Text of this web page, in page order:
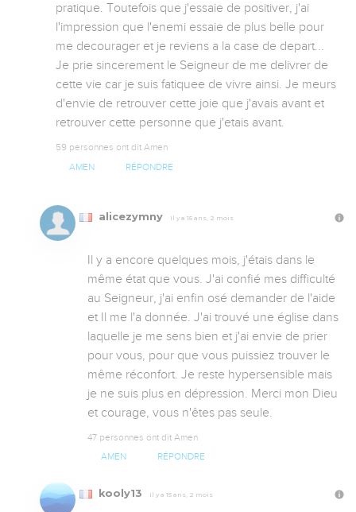
pratique. Toutefois que j'essaie de positiver, j'ai
l'impression que l'enemi essaie de plus belle pour
me decourager et je reviens a la case de depart...
Je prie sincerement le Seigneur de me delivrer de
cette vie car je suis fatiquee de vivre ainsi. Je meurs
d'envie de retrouver cette joie que j'avais avant et
retrouver cette personne que j'etais avant.
59 personnes ont dit Amen
AMEN RÉPONDRE
alicezymny Il y a 15 ans, 2 mois
Il y a encore quelques mois, j'étais dans le
même état que vous. J'ai confié mes difficulté
au Seigneur, j'ai enfin osé demander de l'aide
et Il me l'a donnée. J'ai trouvé une église dans
laquelle je me sens bien et j'ai envie de prier
pour vous, pour que vous puissiez trouver le
même réconfort. Je reste hypersensible mais
je ne suis plus en dépression. Merci mon Dieu
et courage, vous n'êtes pas seule.
47 personnes ont dit Amen
AMEN RÉPONDRE
kooly13 Il y a 15 ans, 2 mois